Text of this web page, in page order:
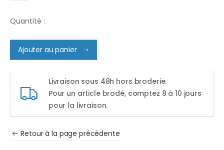
Quantité :
Ajouter au panier
Livraison sous 48h hors broderie.
Pour un article brodé, comptez 8 à 10 jours
pour la livraison.
Retour à la page précédente